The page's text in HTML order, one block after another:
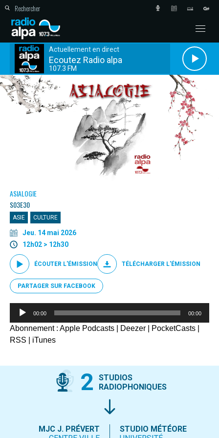
Actuellement en direct
Ecoutez Radio alpa
107.3 FM
ASIALOGIE
S03E30
ASIE CULTURE
Jeu. 14 mai 2026
12h02 > 12h30
ÉCOUTER L'ÉMISSION TÉLÉCHARGER L'ÉMISSION
PARTAGER SUR FACEBOOK
Lecteur
00:00 00:00
Abonnement : Apple Podcasts Deezer PocketCasts
RSS
iTunes
2
STUDIOS
RADIOPHONIQUES
MJC J. PRÉVERT
STUDIO MÉTÉORE